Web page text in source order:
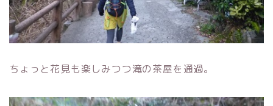
ちょっと花見も楽しみつつ滝の茶屋を通過。